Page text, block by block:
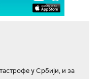
у Србији, и за